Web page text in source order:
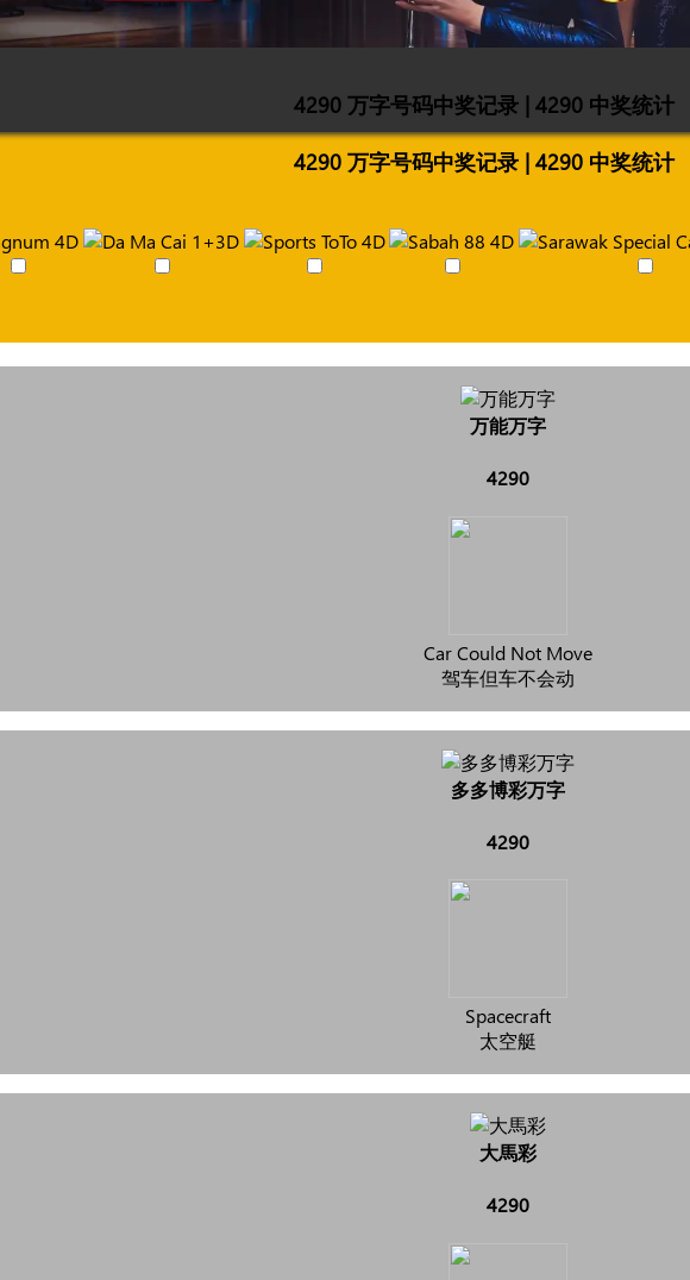
4290 万字号码中奖记录 | 4290 中奖统计
4290 万字号码中奖记录 | 4290 中奖统计
万能万字
4290
Car Could Not Move
驾车但车不会动
多多博彩万字
4290
Spacecraft
太空艇
大馬彩
4290